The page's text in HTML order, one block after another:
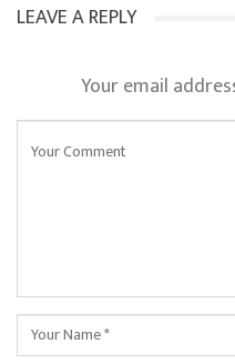
LEAVE A REPLY
Your email